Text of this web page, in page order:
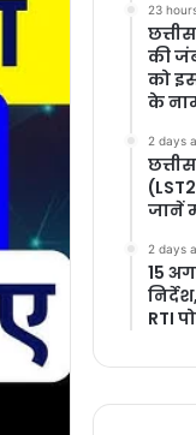
23
की
को
के
2 days
जानें
2 days
15
RTI